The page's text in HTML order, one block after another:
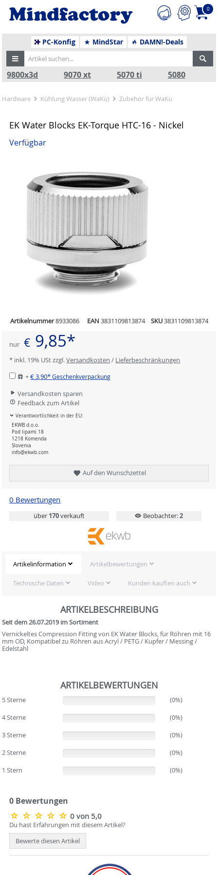
0
PC-Konfig MindStar DAMN!-Deals
9800x3d 9070 xt 5070 ti 5080
Hardware Kühlung Wasser (WaKü) Zubehör für WaKü
EK Water Blocks EK-Torque HTC-16 - Nickel
Verfügbar
Artikelnummer8933086 EAN 3831109813874 SKU3831109813874
nur € 9,85*
* inkl. 19% USt zzgl.Versandkosten / Lieferbeschränkungen
+€ 3,90*Geschenkverpackung
Versandkosten sparen
Feedback zum Artikel
Verantwortlichkeit in der EU:
EKWB d.o.o.
Pod lipami 18
1218 Komenda
Slovenia
info@ekwb.com
Auf den Wunschzettel
0 Bewertungen
über 170verkauft Beobachter:2
Artikelinformation Artikelbewertungen
Technische Daten Video Kunden kauften auch
ARTIKELBESCHREIBUNG
Seit dem 26.07.2019 im Sortiment
Vernickeltes Compression Fitting von EK Water Blocks, für Röhren mit 16
mm OD, Kompatibel zu Röhren aus Acryl / PETG / Kupfer / Messing /
Edelstahl
ARTIKELBEWERTUNGEN
5 Sterne
(0%)
4 Sterne
(0%)
3 Sterne
(0%)
2 Sterne
(0%)
1 Stern
(0%)
0 Bewertungen
0 von 5,0
Du hast Erfahrungen mit diesem Artikel?
Bewerte diesen Artikel